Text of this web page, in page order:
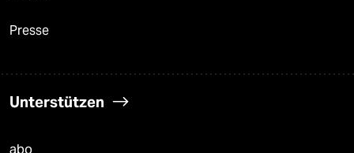
Presse
Unterstützen
abo